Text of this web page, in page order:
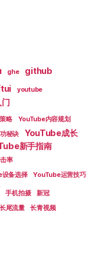
ghe github
youtube
略 YouTube内容规划
秘诀 YouTube成长
新手指南
率
备选择 YouTube运营技巧
手机拍摄 新冠
长尾流量 长青视频